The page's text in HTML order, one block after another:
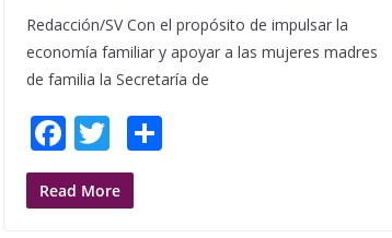
Redacción/SV Con el propósito de impulsar la
economía familiar y apoyar a las mujeres madres
de familia la Secretaría de
F
ac
e
T
w
itt
S
Read More